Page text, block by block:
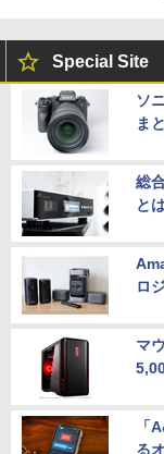
Special Site
ソ
ま
総
と
ロ
マ
「
る